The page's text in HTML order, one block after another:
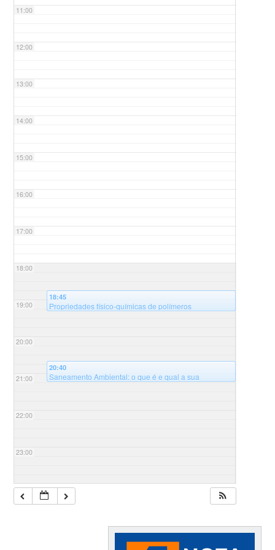
11:00
12:00
13:00
14:00
15:00
16:00
17:00
18:00
19:00
20:00
21:00
22:00
23:00
18:45
Propriedades físico-químicas de polímeros
20:40
Saneamento Ambiental: o que é e qual a sua